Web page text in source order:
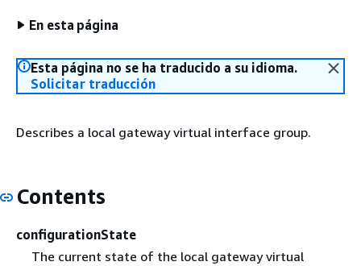
En esta página
Esta página no se ha traducido a su idioma.
Solicitar traducción
Describes a local gateway virtual interface group.
Contents
configurationState
The current state of the local gateway virtual